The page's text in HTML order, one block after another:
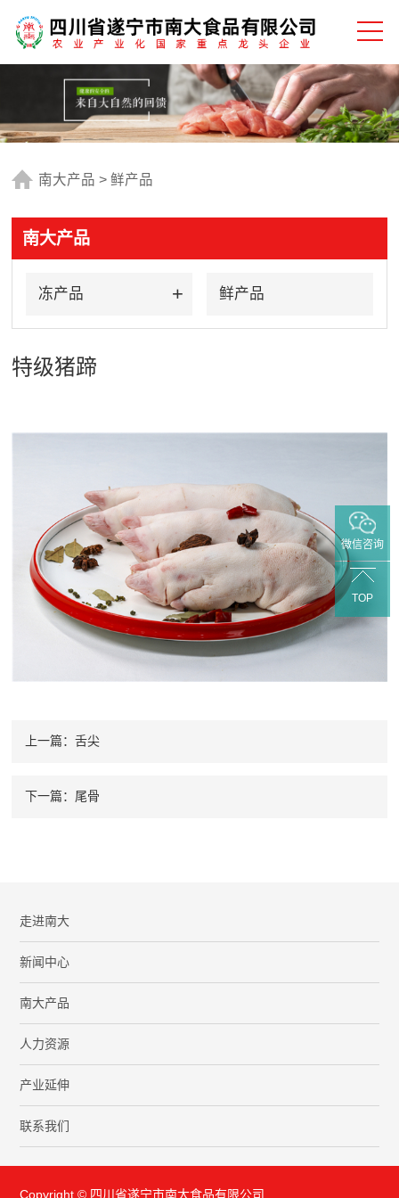
南大产品 >鲜产品
南大产品
冻产品 鲜产品
特级猪蹄
上一篇：舌尖
下一篇：尾骨
走进南大
新闻中心
南大产品
人力资源
产业延伸
联系我们
Copyright © 四川省遂宁市南大食品有限公司
微信咨询
TOP